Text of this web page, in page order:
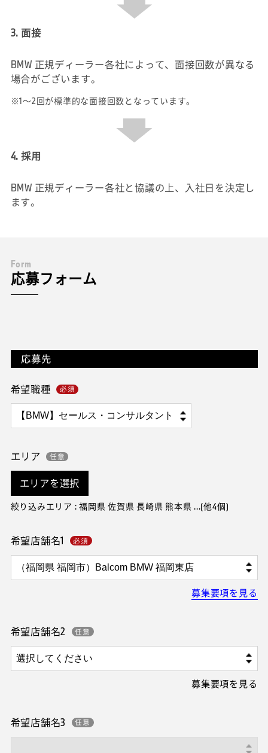
3. 面接
BMW 正規ディーラー各社によって、面接回数が異なる
場合がございます。
※1～2回が標準的な面接回数となっています。
4. 採用
BMW 正規ディーラー各社と協議の上、入社日を決定し
ます。
Form
応募フォーム
応募先
希望職種
エリア
エリアを選択
絞り込みエリア : 福岡県 佐賀県 長崎県 熊本県 ...(他4個)
希望店舗名1
募集要項を見る
希望店舗名2
募集要項を見る
希望店舗名3